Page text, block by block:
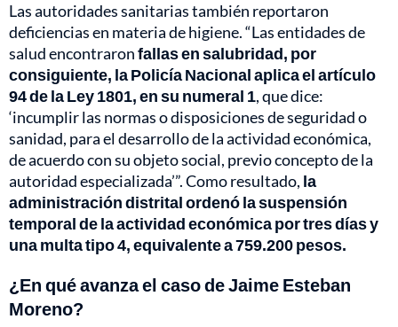
Las autoridades sanitarias también reportaron
deficiencias en materia de higiene. “Las entidades de
salud encontraronfallas en salubridad, por
consiguiente, la Policía Nacional aplica el artículo
94 de la Ley 1801, en su numeral 1, que dice:
‘incumplir las normas o disposiciones de seguridad o
sanidad, para el desarrollo de la actividad económica,
de acuerdo con su objeto social, previo concepto de la
autoridad especializada’”. Como resultado, la
administración distrital ordenó la suspensión
temporal de la actividad económica por tres días y
una multa tipo 4, equivalente a 759.200 pesos.
¿En qué avanza el caso de Jaime Esteban
Moreno?